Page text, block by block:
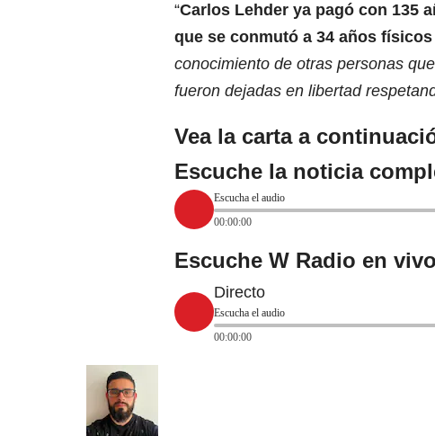
“Carlos Lehder ya pagó con 135
que se conmutó a 34 años
conocimiento de otras personas
fueron dejadas en libertad
Vea la carta a
Escuche la noticia
Escucha el audio
00:00:00
Escuche W Radio en
Directo
Escucha el audio
00:00:00